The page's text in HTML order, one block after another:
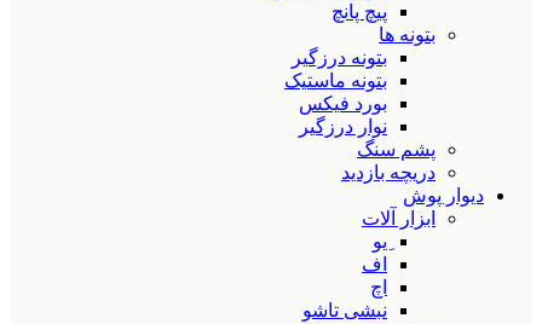
پیچ پانچ
بتونه ها
بتونه درزگیر
بتونه ماستیک
بورد فیکس
نوار درزگیر
پشم سنگ
دریچه بازدید
دیوار پوش
ابزار آلات
ِیو
اف
اچ
نبشی تاشو